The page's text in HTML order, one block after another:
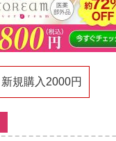
新規購入2000円